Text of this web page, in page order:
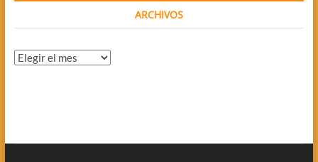
ARCHIVOS
Archivos